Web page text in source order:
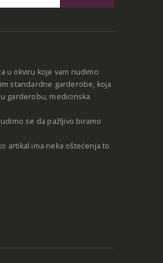
u okviru koje vam nudimo
standardne garderobe, koja
garderobu, medicinska
se da pažljivo biramo
artikal ima neka oštećenja to